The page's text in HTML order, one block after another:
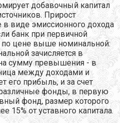
добавочный капитал
Прирост
в виде эмиссионного дохода
банк при первичной
по цене выше номинальной:
зачисляется в
на сумму превышения - в
между доходами и
его прибыль, и за счет
фонды, в первую
фонд, размер которого
15% от уставного капитала.